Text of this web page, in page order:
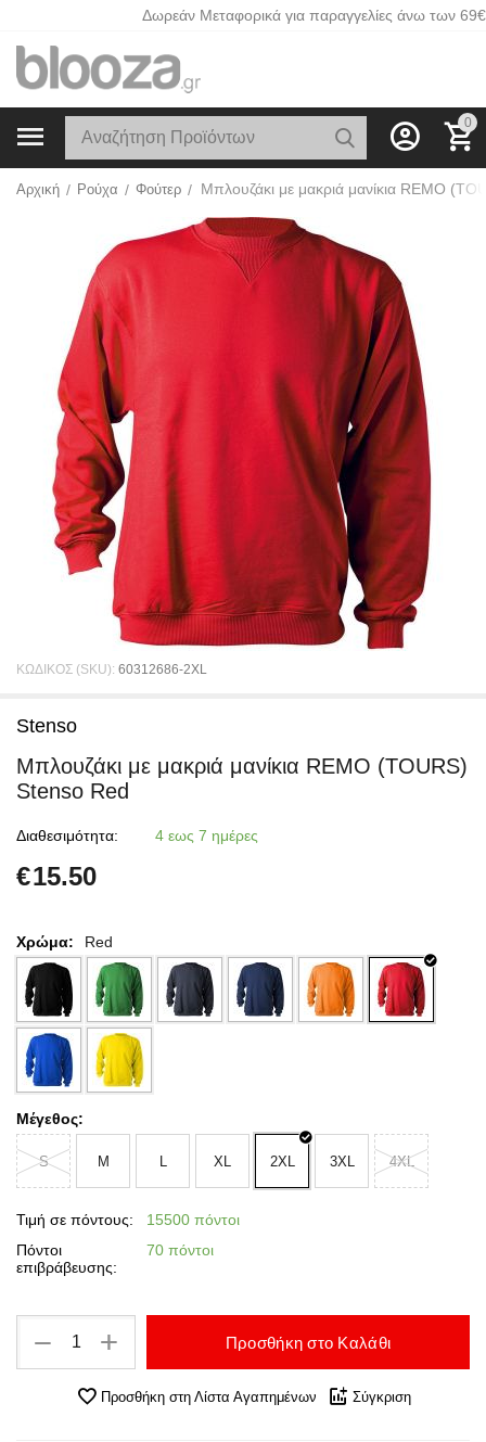
Δωρεάν Μεταφορικά για παραγγελίες άνω των 69€
0
Αρχική / Ρούχα / Φούτερ /
ΚΩΔΙΚΟΣ (SKU): 60312686-2XL
Stenso
Μπλουζάκι με μακριά μανίκια REMO (TOURS)
Stenso Red
Διαθεσιμότητα: 4 εως 7 ημέρες
€15.50
Χρώμα: Red
Μέγεθος:
S M L XL 2XL 3XL 4XL
Τιμή σε πόντους:
15500 πόντοι
Πόντοι
επιβράβευσης:
70 πόντοι
+
− Προσθήκη στο Καλάθι
Προσθήκη στη Λίστα Αγαπημένων Σύγκριση